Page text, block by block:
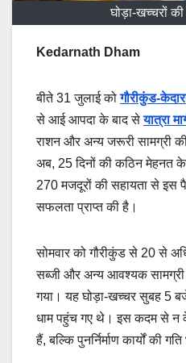
घोड़ा-खच्चरों
Kedarnath Dham
बीते 31 जुलाई कोगौरीकुंड-
से आई आपदा के बाद सेयात्रा
राशन और अन्य जरूरी सामग्री की
अब, 25 दिनों की कठिन मेहनत के
270 मजदूरों की सहायता से इस
सफलता प्राप्त की है।
सोमवार को गौरीकुंड से 20 से
सब्जी और अन्य आवश्यक सामग्री
गया। यह घोड़ा-खच्चर सुबह 5
धाम पहुंच गए थे। इस कदम से न
हैं, बल्कि पुनर्निर्माण कार्यों की